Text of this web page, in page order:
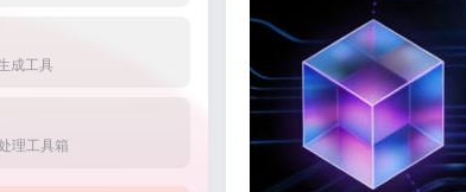
成工具
理工具箱